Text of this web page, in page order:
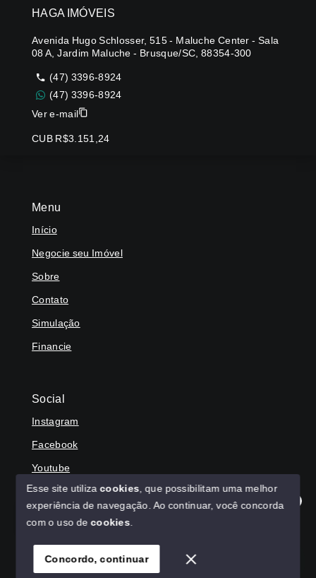
Olá! Agradecemos seu contato, como podemos ajudar?
Menu
Início
Negocie seu Imóvel
Sobre
Contato
Simulação
Financie
Social
Instagram
Facebook
Youtube
© Copyright 2026 - HAGA IMÓVEIS - Todos os direitos
SITE PARA IMOBILIARIA
HAGA IMÓVEIS
Avenida Hugo Schlosser, 515 - Maluche Center - Sala
08 A, Jardim Maluche - Brusque/SC, 88354-300
(47) 3396-8924
(47) 3396-8924
Ver e-mail
CUB R$3.151,24
Esse site utilizacookies , que possibilitam uma melhor
experiência de navegação. Ao continuar, você concorda
com o uso decookies
Concordo, continuar